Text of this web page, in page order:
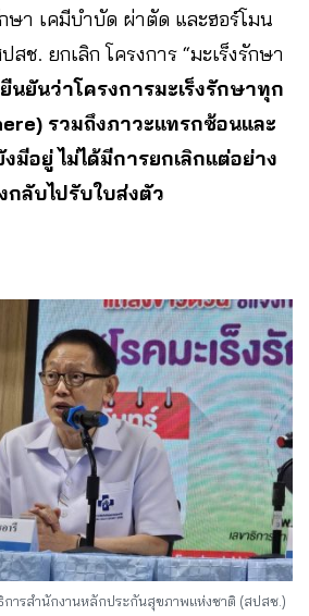
ษา เคมีบำบัด ผ่าตัด และฮอร์โมน
สช. ยกเลิก โครงการ “มะเร็งรักษา
นยันว่าโครงการมะเร็งรักษาทุก
รวมถึงภาวะแทรกซ้อนและ
มีอยู่ ไม่ได้มีการยกเลิกแต่อย่าง
กลับไปรับใบส่งตัว
การสำนักงานหลักประกันสุขภาพแห่งชาติ (สปสช.)